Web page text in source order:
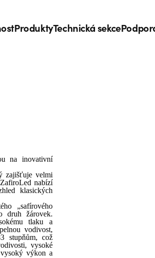
ProduktyTechnická sekce
na inovativní
zajišťuje velmi
nabízí
klasických
„safírového
druh žárovek.
tlaku a
vodivost,
stupňům, což
vysoké
výkon a